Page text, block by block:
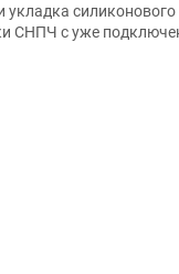
укладка
СНПЧ с уже